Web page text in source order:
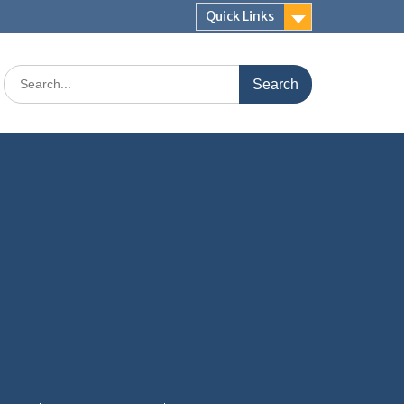
Quick Links
Search
for: